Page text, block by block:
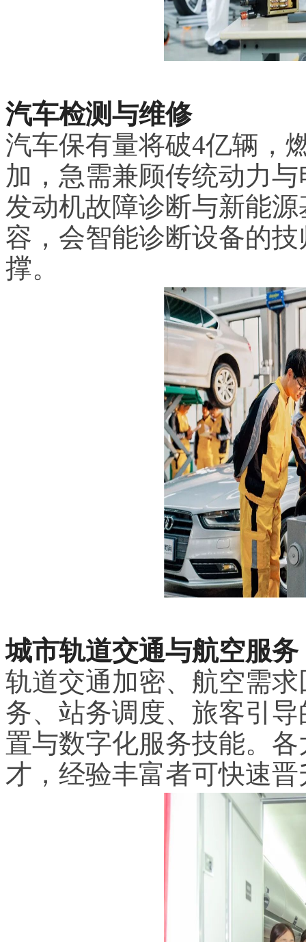
汽车检测与维修
汽车保有量将破4亿辆，
加，急需兼顾传统动力
发动机故障诊断与新能
容，会智能诊断设备的
撑。
城市轨道交通与航空服务
轨道交通加密、航空需
务、站务调度、旅客引
置与数字化服务技能。
才，经验丰富者可快速